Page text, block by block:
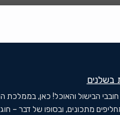
הבישול והאוכל! כאן, בממלכת
מתכונים, ובסופו של דבר –